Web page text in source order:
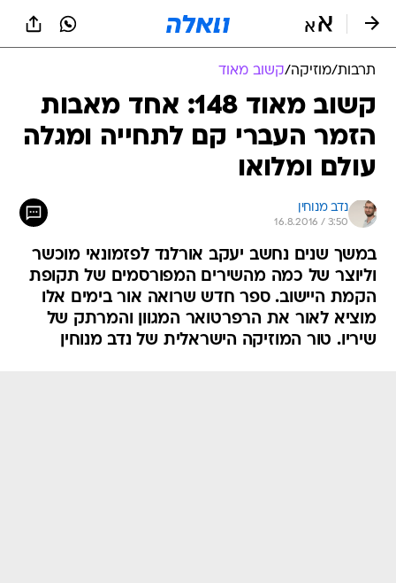
תרבות/מוזיקה/קשוב מאוד
קשוב מאוד 148: אחד מאבות
הזמר העברי קם לתחייה ומגלה
עולם ומלואו
נדב מנוחין
16.8.2016 / 3:50
במשך שנים נחשב יעקב אורלנד לפזמונאי מוכשר
וליוצר של כמה מהשירים המפורסמים של תקופת
הקמת היישוב. ספר חדש שרואה אור בימים אלו
מוציא לאור את הרפרטואר המגוון והמרתק של
שיריו. טור המוזיקה הישראלית של נדב מנוחין